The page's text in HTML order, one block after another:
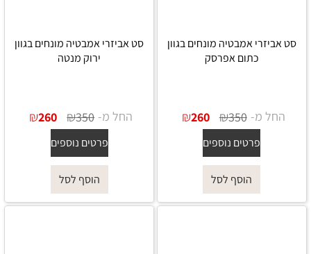
סט אביזרי אמבטיה מונחים בגוון
כתום אפרסק
החל מ- ₪350
₪260
פרטים נוספים
הוסף לסל
סט אביזרי אמבטיה מונחים בגוון
ירוק מנטה
החל מ- ₪350
₪260
פרטים נוספים
הוסף לסל